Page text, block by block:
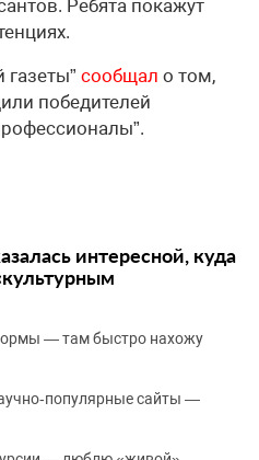
Ребята покажут
газеты” сообщал о том,
победителей
интересной, куда
— там быстро нахожу
сайты —